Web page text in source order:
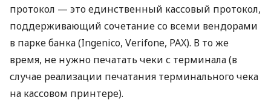
протокол — это единственный кассовый протокол,
поддерживающий сочетание со всеми вендорами
в парке банка (Ingenico, Verifone, PAX). В то же
время, не нужно печатать чеки с терминала (в
случае реализации печатания терминального чека
на кассовом принтере).